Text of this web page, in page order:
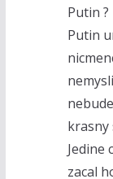
Putin ?
Putin
krasny
Jedine
zacal